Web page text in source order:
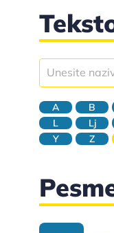
A B
L
Lj
Y
Z